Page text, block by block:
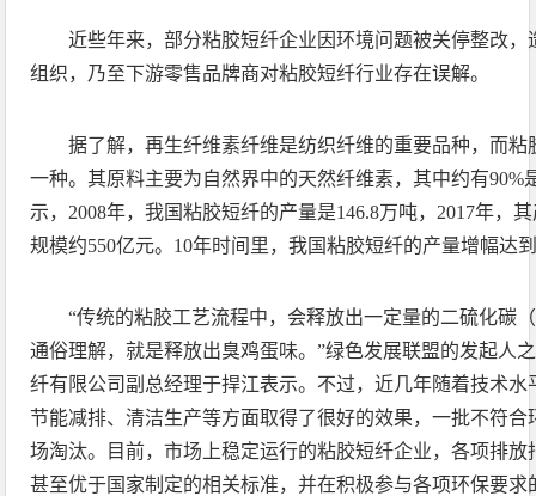
近些年来，部分粘胶短纤企业因环境问题被关停整改
组织，乃至下游零售品牌商对粘胶短纤行业存在误解。
据了解，再生纤维素纤维是纺织纤维的重要品种，而
一种。其原料主要为自然界中的天然纤维素，其中约有90%
示，2008年，我国粘胶短纤的产量是146.8万吨，2017年，
规模约550亿元。10年时间里，我国粘胶短纤的产量增幅达
“传统的粘胶工艺流程中，会释放出一定量的二硫化碳
通俗理解，就是释放出臭鸡蛋味。”绿色发展联盟的发起人
纤有限公司副总经理于捍江表示。不过，近几年随着技术
节能减排、清洁生产等方面取得了很好的效果，一批不符
场淘汰。目前，市场上稳定运行的粘胶短纤企业，各项排
甚至优于国家制定的相关标准，并在积极参与各项环保要求